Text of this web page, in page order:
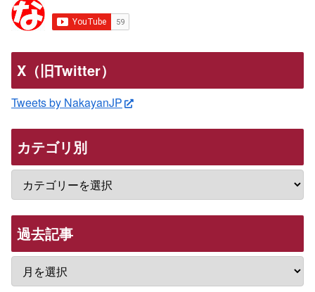
X（旧Twitter）
Tweets by NakayanJP
カテゴリ別
過去記事